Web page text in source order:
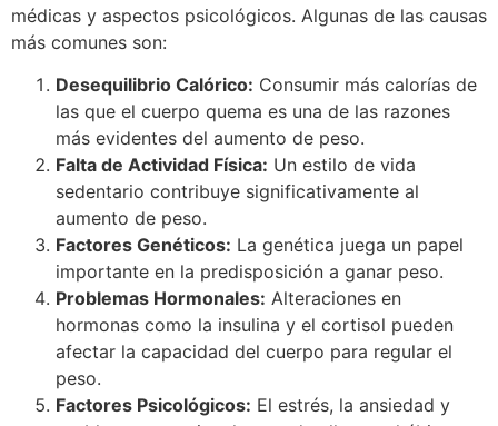
médicas y aspectos psicológicos. Algunas de las causas
más comunes son:
Desequilibrio Calórico: Consumir más calorías de
las que el cuerpo quema es una de las razones
más evidentes del aumento de peso.
Falta de Actividad Física: Un estilo de vida
sedentario contribuye significativamente al
aumento de peso.
Factores Genéticos: La genética juega un papel
importante en la predisposición a ganar peso.
Problemas Hormonales: Alteraciones en
hormonas como la insulina y el cortisol pueden
afectar la capacidad del cuerpo para regular el
peso.
Factores Psicológicos: El estrés, la ansiedad y